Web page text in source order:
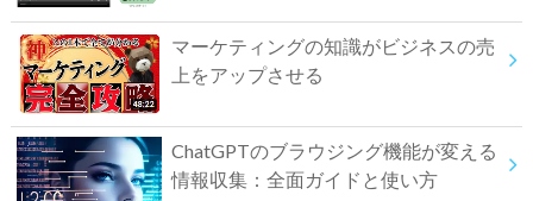
マーケティングの知識がビジネスの売
上をアップさせる
ChatGPTのブラウジング機能が変える
情報収集：全面ガイドと使い方